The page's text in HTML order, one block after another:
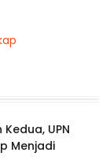
UPN
Menjadi